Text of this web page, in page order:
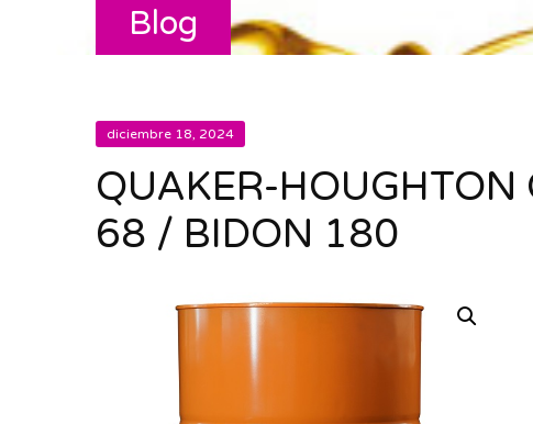
Blog
diciembre 18, 2024
QUAKER-
68 / BIDON 180